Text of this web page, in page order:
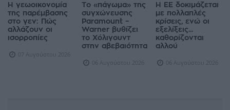
Η γεωοικονομία
της παρέμβασης
στο γεν: Πώς
αλλάζουν οι
ισορροπίες
07 Αυγούστου 2026
Το «πάγωμα» της
συγχώνευσης
Paramount –
Warner βυθίζει
το Χόλιγουντ
στην αβεβαιότητα
06 Αυγούστου 2026
Η ΕΕ δοκιμάζεται
με πολλαπλές
κρίσεις, ενώ οι
εξελίξεις...
καθορίζονται
αλλού
06 Αυγούστου 2026